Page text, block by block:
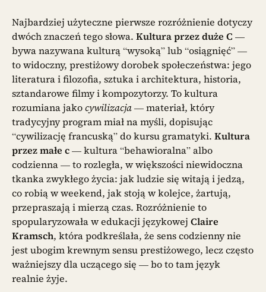
Najbardziej użyteczne pierwsze rozróżnienie dotyczy
dwóch znaczeń tego słowa. Kultura przez duże C —
bywa nazywana kulturą “wysoką” lub “osiągnięć” —
to widoczny, prestiżowy dorobek społeczeństwa: jego
literatura i filozofia, sztuka i architektura, historia,
sztandarowe filmy i kompozytorzy. To kultura
rozumiana jakocywilizacja— materiał, który
tradycyjny program miał na myśli, dopisując
“cywilizację francuską” do kursu gramatyki. Kultura
przez małe c— kultura “behawioralna” albo
codzienna — to rozległa, w większości niewidoczna
tkanka zwykłego życia: jak ludzie się witają i jedzą,
co robią w weekend, jak stoją w kolejce, żartują,
przepraszają i mierzą czas. Rozróżnienie to
spopularyzowała w edukacji językowej Claire
Kramsch, która podkreślała, że sens codzienny nie
jest ubogim krewnym sensu prestiżowego, lecz często
ważniejszy dla uczącego się — bo to tam język
realnie żyje.